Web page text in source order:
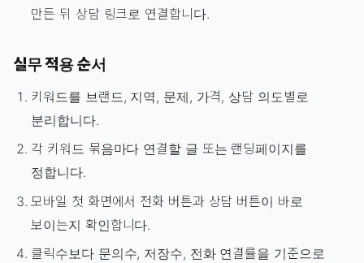
만든 뒤 상담 링크로 연결합니다.
실무 적용 순서
키워드를 브랜드, 지역, 문제, 가격, 상담 의도별로
분리합니다.
각 키워드 묶음마다 연결할 글 또는 랜딩페이지를
정합니다.
모바일 첫 화면에서 전화 버튼과 상담 버튼이 바로
보이는지 확인합니다.
클릭수보다 문의수, 저장수, 전화 연결률을 기준으로